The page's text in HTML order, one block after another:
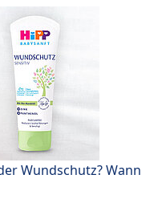
Wundschutz? Wann